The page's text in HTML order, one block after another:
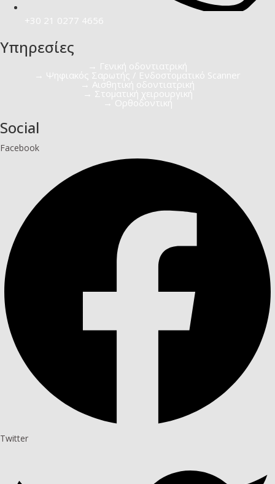
+30 21 0277 4656
Υπηρεσίες
→ Γενική οδοντιατρική​
→ Ψηφιακός Σαρωτής / Ενδοστοματικό Scanner
→ Αισθητική οδοντιατρική​
→ Στοματική χειρουργική
→ Ορθοδοντική
Social
Facebook
Twitter